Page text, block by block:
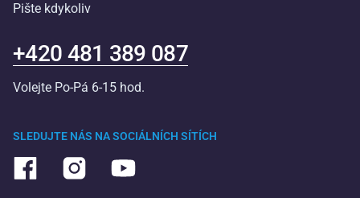
SLEDUJTE NÁS NA SOCIÁLNÍCH SÍTÍCH
Pište kdykoliv
+420 481 389 087
Volejte Po-Pá 6-15 hod.